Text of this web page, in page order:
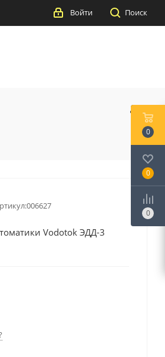
Поиск
Войти
006627
Vodotok ЭДД-3
0
0
0